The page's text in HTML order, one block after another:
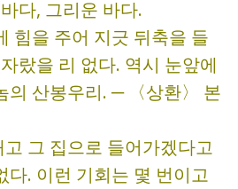
다, 그리운 바다.
힘을 주어 지긋 뒤축을 들
랐을 리 없다. 역시 눈앞에
의 산봉우리. ─ 〈상환〉 본
그 집으로 들어가겠다고
다. 이런 기회는 몇 번이고